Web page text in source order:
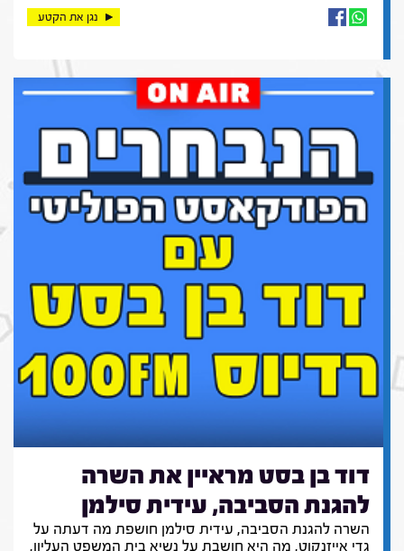
נגן את הקטע
דוד בן בסט מראיין את השרה
להגנת הסביבה, עידית סילמן
השרה להגנת הסביבה, עידית סילמן חושפת מה דעתה על
גדי אייזנקוט, מה היא חושבת על נשיא בית המשפט העליון,